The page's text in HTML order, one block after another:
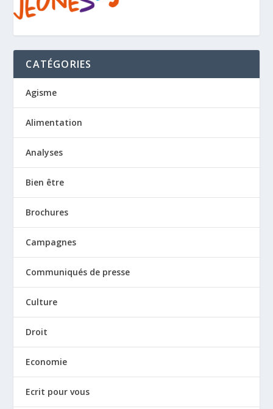
CATÉGORIES
Agisme
Alimentation
Analyses
Bien être
Brochures
Campagnes
Communiqués de presse
Culture
Droit
Economie
Ecrit pour vous